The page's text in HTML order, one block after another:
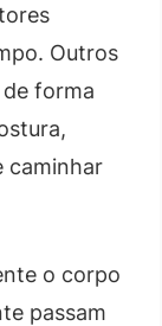
Outros
forma
caminhar
o corpo
passam